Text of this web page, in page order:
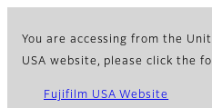
You are accessing from the
USA website, please click the
Fujifilm USA Website